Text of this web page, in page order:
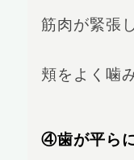
筋肉が緊張
頬をよく噛
④歯が平ら